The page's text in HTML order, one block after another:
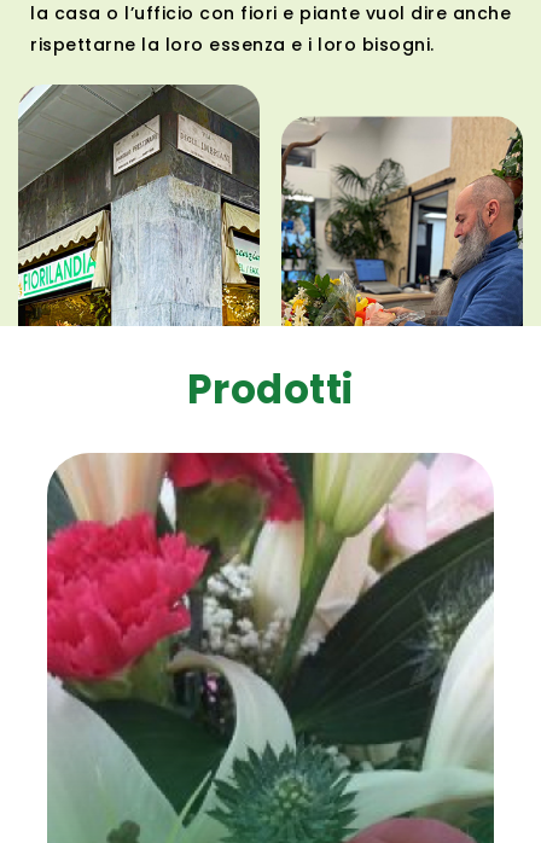
la casa o l’ufficio con fiori e piante vuol dire anche
rispettarne la loro essenza e i loro bisogni.
Prodotti